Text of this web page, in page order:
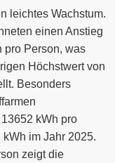
leichtes Wachstum.
einen Anstieg
pro Person, was
Höchstwert von
Besonders
kWh pro
im Jahr 2025.
zeigt die